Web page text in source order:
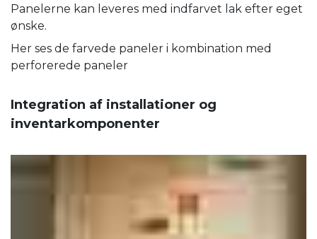
Panelerne kan leveres med indfarvet lak efter eget
ønske.
Her ses de farvede paneler i kombination med
perforerede paneler
Integration af installationer og
inventarkomponenter